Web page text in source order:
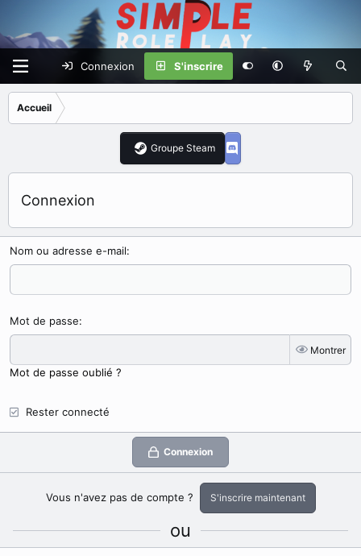
Connexion S'inscrire
Accueil
Groupe Steam
Connexion
Nom ou adresse e-mail
Mot de passe
Montrer
Mot de passe oublié ?
Rester connecté
Connexion
Vous n'avez pas de compte ? S'inscrire maintenant
ou